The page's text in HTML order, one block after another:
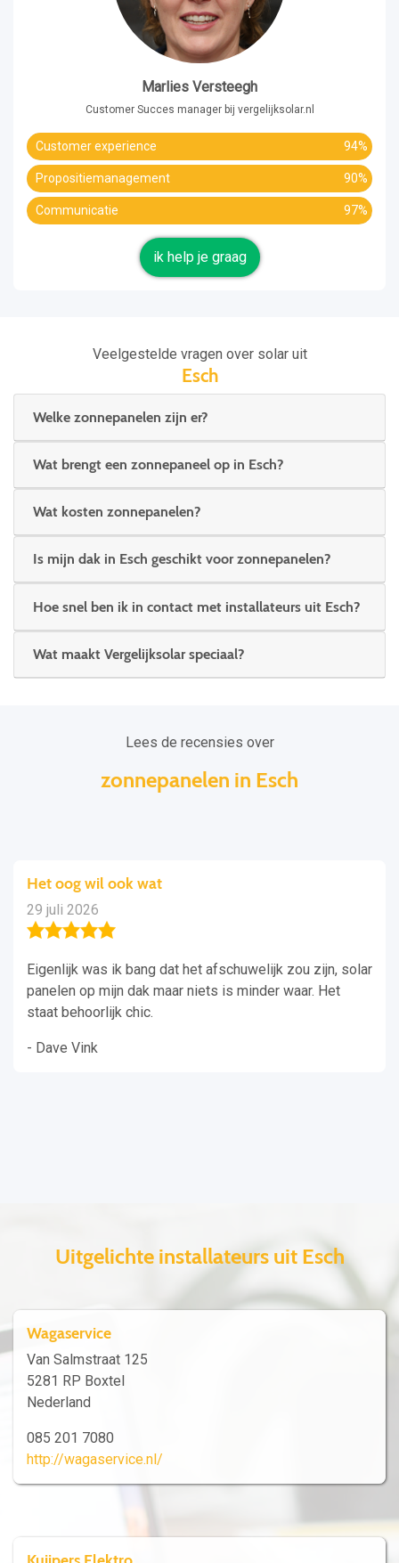
Marlies Versteegh
Customer Succes manager bij vergelijksolar.nl
Customer experience 94%
Propositiemanagement 90%
Communicatie 97%
ik help je graag
Veelgestelde vragen over solar uit
Esch
Welke zonnepanelen zijn er?
Wat brengt een zonnepaneel op in Esch?
Wat kosten zonnepanelen?
Is mijn dak in Esch geschikt voor zonnepanelen?
Hoe snel ben ik in contact met installateurs uit Esch?
Wat maakt Vergelijksolar speciaal?
Lees de recensies over
zonnepanelen in Esch
Het oog wil ook wat
29 juli 2026
Eigenlijk was ik bang dat het afschuwelijk zou zijn, solar
panelen op mijn dak maar niets is minder waar. Het
staat behoorlijk chic.
- Dave Vink
Uitgelichte installateurs uit Esch
Wagaservice
Van Salmstraat 125
5281 RP Boxtel
Nederland
085 201 7080
http://wagaservice.nl/